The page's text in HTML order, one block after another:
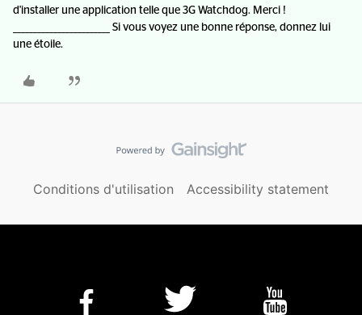
d'installer une application telle que 3G Watchdog. Merci !
________________________ Si vous voyez une bonne réponse, donnez lui
une étoile.
Conditions d'utilisation Accessibility statement